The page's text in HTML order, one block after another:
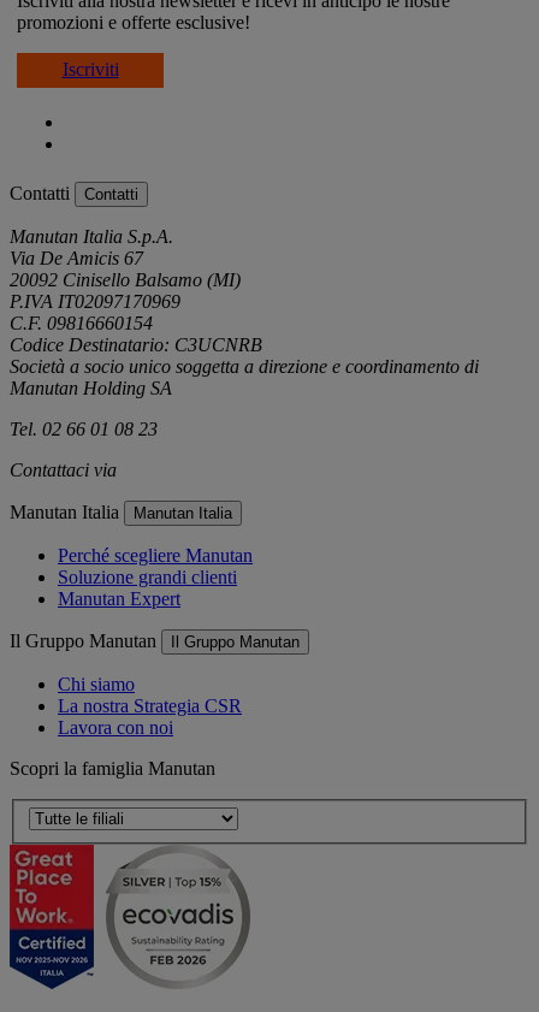
promozioni e offerte esclusive!
Iscriviti
Contatti Contatti
Manutan Italia S.p.A.
Via De Amicis 67
20092 Cinisello Balsamo (MI)
P.IVA IT02097170969
C.F. 09816660154
Codice Destinatario: C3UCNRB
Società a socio unico soggetta a direzione e coordinamento di
Manutan Holding SA
Tel. 02 66 01 08 23
Contattaci via
Manutan Italia Manutan Italia
Perché scegliere Manutan
Soluzione grandi clienti
Manutan Expert
Il Gruppo Manutan Il Gruppo Manutan
Chi siamo
La nostra Strategia CSR
Lavora con noi
Scopri la famiglia Manutan